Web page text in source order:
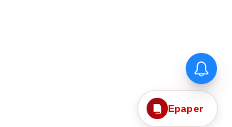
Epaper